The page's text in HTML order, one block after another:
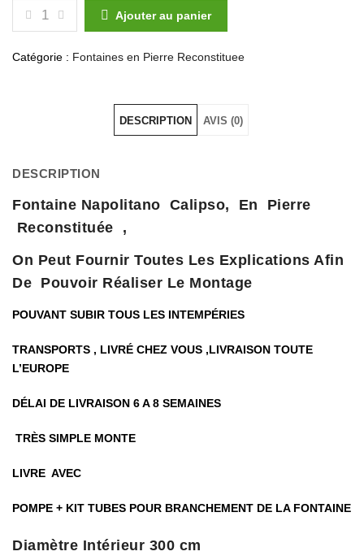
QUANTITÉ DE FONTAINES DE JARDIN EN PIERRE
Ajouter au panier
Catégorie : Fontaines en Pierre Reconstituee
DESCRIPTION AVIS (0)
DESCRIPTION
Fontaine Napolitano Calipso, En Pierre
Reconstituée ,
On Peut Fournir Toutes Les Explications Afin
De Pouvoir Réaliser Le Montage
POUVANT SUBIR TOUS LES INTEMPÉRIES
TRANSPORTS , LIVRÉ CHEZ VOUS ,LIVRAISON TOUTE
L’EUROPE
DÉLAI DE LIVRAISON 6 A 8 SEMAINES
TRÈS SIMPLE MONTE
LIVRE AVEC
POMPE + KIT TUBES POUR BRANCHEMENT DE LA FONTAINE
Diamètre Intérieur 300 cm